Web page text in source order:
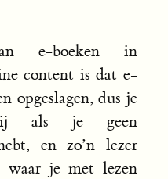
e-boeken in
content is dat e-
opgeslagen, dus je
als je geen
en zo’n lezer
waar je met lezen